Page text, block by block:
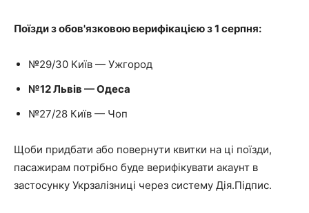
Поїзди з обов'язковою верифікацією з 1 серпня:
№29/30 Київ — Ужгород
№12 Львів — Одеса
№27/28 Київ — Чоп
Щоби придбати або повернути квитки на ці поїзди,
пасажирам потрібно буде верифікувати акаунт в
застосунку Укрзалізниці через систему Дія.Підпис.